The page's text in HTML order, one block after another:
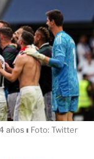
años ı Foto: Twitter